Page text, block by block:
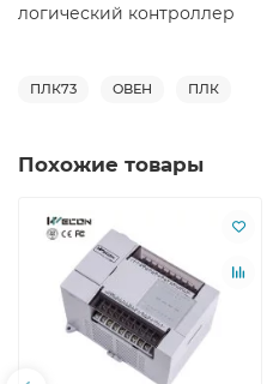
логический контроллер
ПЛК73 ОВЕН ПЛК
Похожие товары